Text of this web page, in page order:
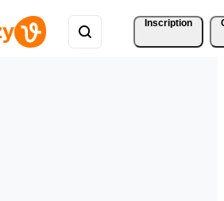
Inscription